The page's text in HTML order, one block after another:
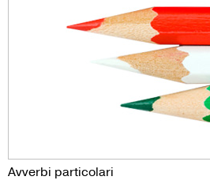
Avverbi particolari